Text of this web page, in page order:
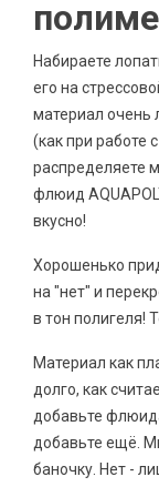
Набираете
его на
материал очень
(как при работе
распределяете
флюид
вкусно!
Хорошенько
на "нет" и
в тон полигеля!
Материал как
долго, как
добавьте
добавьте ещё.
баночку. Нет -